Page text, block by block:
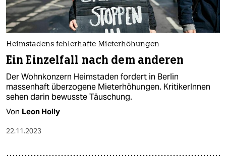
Heimstadens fehlerhafte Mieterhöhungen
Ein Einzelfall nach dem anderen
Der Wohnkonzern Heimstaden fordert in Berlin
massenhaft überzogene Mieterhöhungen. KritikerInnen
sehen darin bewusste Täuschung.
Von Leon Holly
22.11.2023